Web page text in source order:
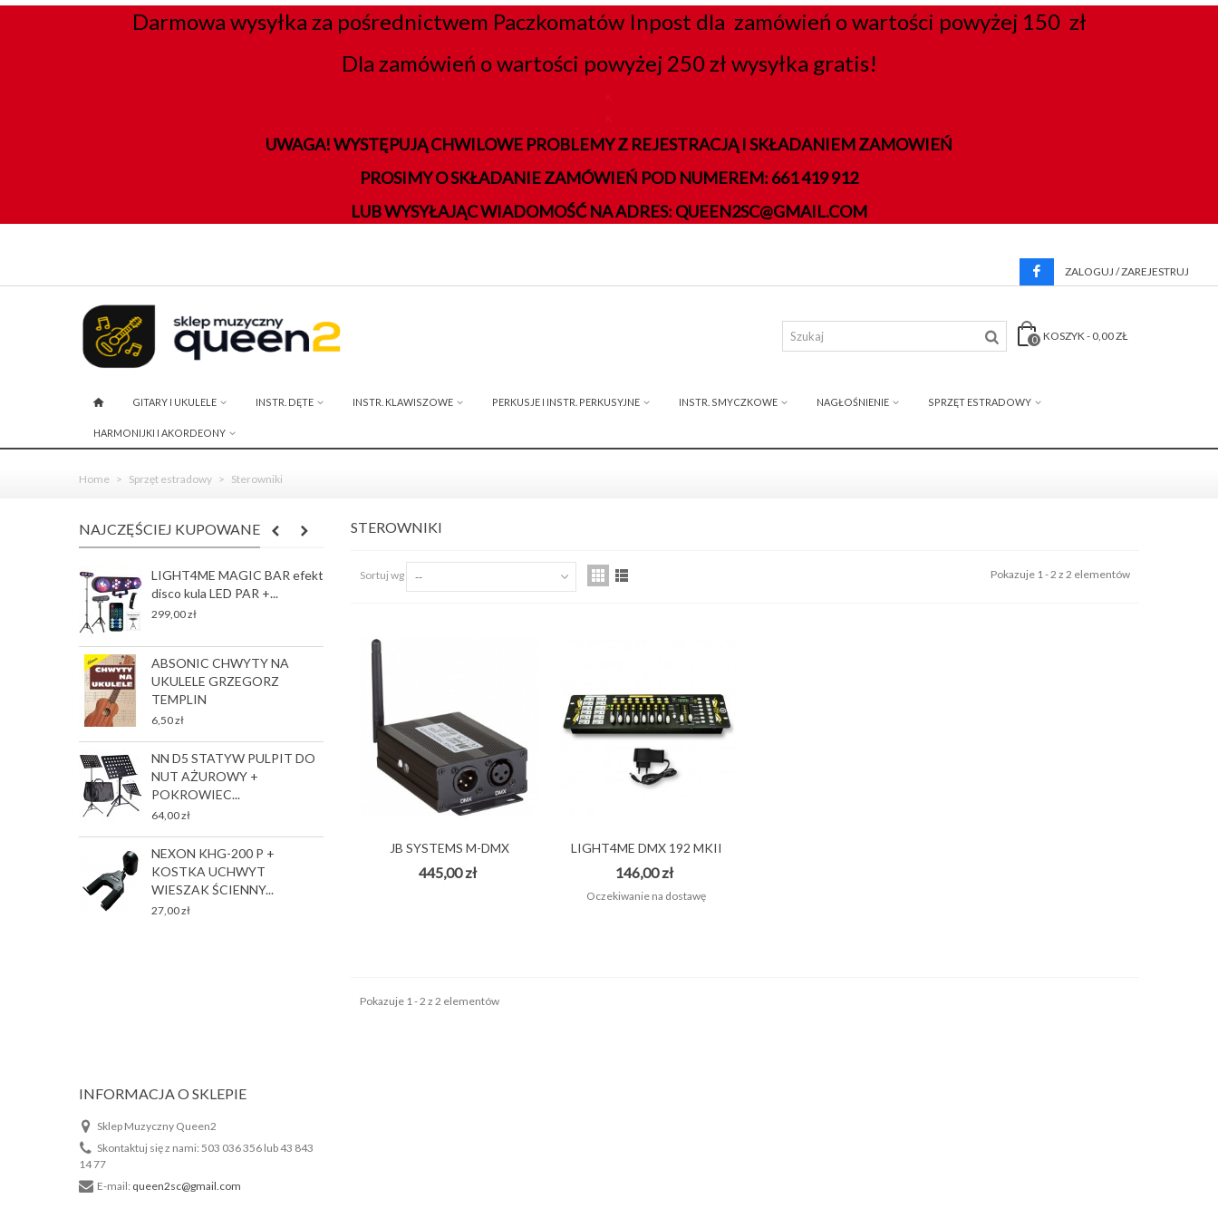
Darmowa wysyłka za pośrednictwem Paczkomatów Inpost dla zamówień o wartości powyżej 150 zł
Dla zamówień o wartości powyżej 250 zł wysyłka gratis!
UWAGA! WYSTĘPUJĄ CHWILOWE PROBLEMY Z REJESTRACJĄ I SKŁADANIEM ZAMOWIEŃ
PROSIMY O SKŁADANIE ZAMÓWIEŃ POD NUMEREM: 661 419 912
LUB WYSYŁAJĄC WIADOMOŚĆ NA ADRES: QUEEN2SC@GMAIL.COM
ZALOGUJ / ZAREJESTRUJ
0 KOSZYK- 0,00 ZŁ
GITARY I UKULELE INSTR. DĘTE INSTR. KLAWISZOWE PERKUSJE I INSTR. PERKUSYJNE INSTR. SMYCZKOWE NAGŁOŚNIENIE SPRZĘT ESTRADOWY
HARMONIJKI I AKORDEONY
Home > Sprzęt estradowy > Sterowniki
NAJCZĘŚCIEJ KUPOWANE
LIGHT4ME MAGIC BAR efekt
disco kula LED PAR +...
299,00 zł
ABSONIC CHWYTY NA
UKULELE GRZEGORZ
TEMPLIN
6,50 zł
NN D5 STATYW PULPIT DO
NUT AŻUROWY +
POKROWIEC...
64,00 zł
NEXON KHG-200 P +
KOSTKA UCHWYT
WIESZAK ŚCIENNY...
27,00 zł
RED'S MUSIC GCSA1230
STRONGER KABEL WTYKI
Gist Wood 5B Hickory pałki
perkusyjne
35,00 zł
TONTRÄGER TG25E/GB
POKROWIEC DO GITARY...
STEROWNIKI
Sortuj wg -- Pokazuje 1 - 2 z 2 elementów
JB SYSTEMS M-DMX
TRANSCEIVER...
445,00 zł
LIGHT4ME DMX 192 MKII
SUWAKOWY...
146,00 zł
Oczekiwanie na dostawę
Pokazuje 1 - 2 z 2 elementów
INFORMACJA O SKLEPIE
Sklep Muzyczny Queen2
Skontaktuj się z nami: 503 036 356 lub 43 843
14 77
E-mail: queen2sc@gmail.com